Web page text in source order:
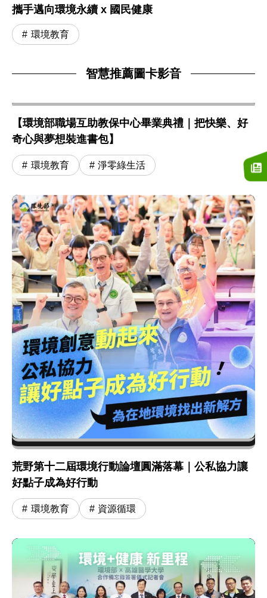
攜手邁向環境永續 x 國民健康
環境教育
智慧推薦圖卡影音
【環境部職場互助教保中心畢業典禮｜把快樂、好
奇心與夢想裝進書包】
環境教育 淨零綠生活
荒野第十二屆環境行動論壇圓滿落幕｜公私協力讓
好點子成為好行動
環境教育 資源循環